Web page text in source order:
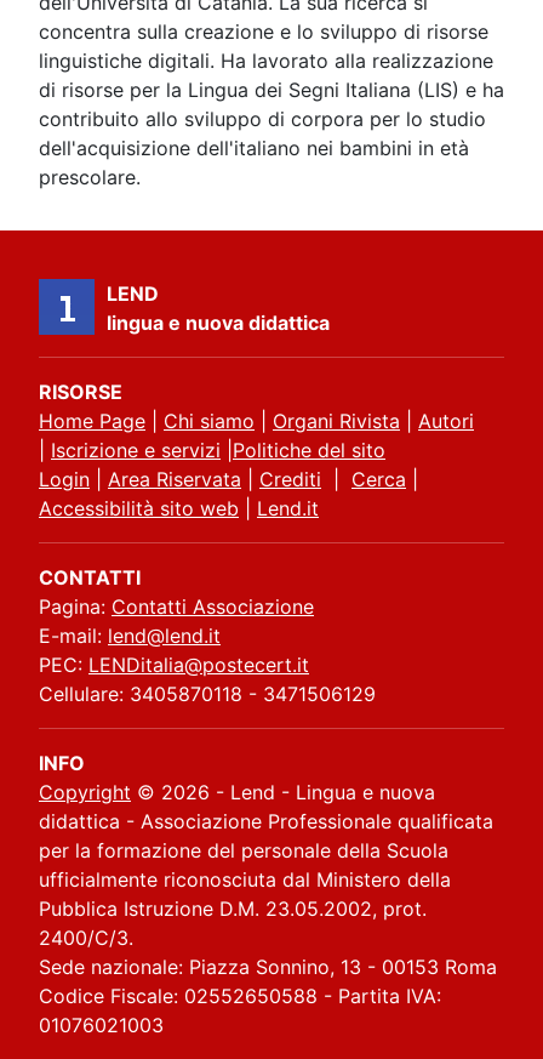
concentra sulla creazione e lo sviluppo di risorse
linguistiche digitali. Ha lavorato alla realizzazione
di risorse per la Lingua dei Segni Italiana (LIS) e ha
contribuito allo sviluppo di corpora per lo studio
dell'acquisizione dell'italiano nei bambini in età
prescolare.
LEND
lingua e nuova didattica
RISORSE
Home Page
Chi siamo Organi Rivista
Autori
Iscrizione e servizi Politiche del sito
Login
Area Riservata Crediti Cerca
Accessibilità sito web
Lend.it
CONTATTI
Pagina: Contatti Associazione
E-mail: lend@lend.it
PEC: LENDitalia@postecert.it
Cellulare: 3405870118 - 3471506129
INFO
Copyright © 2026 - Lend - Lingua e nuova
didattica - Associazione Professionale qualificata
per la formazione del personale della Scuola
ufficialmente riconosciuta dal Ministero della
Pubblica Istruzione D.M. 23.05.2002, prot.
2400/C/3.
Sede nazionale: Piazza Sonnino, 13 - 00153 Roma
Codice Fiscale: 02552650588 - Partita IVA:
01076021003